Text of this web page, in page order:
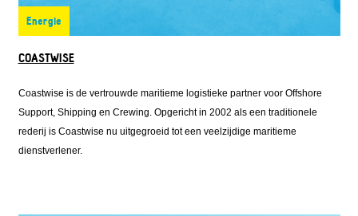
Energie
COASTWISE
Coastwise is de vertrouwde maritieme logistieke partner voor Offshore
Support, Shipping en Crewing. Opgericht in 2002 als een traditionele
rederij is Coastwise nu uitgegroeid tot een veelzijdige maritieme
dienstverlener.